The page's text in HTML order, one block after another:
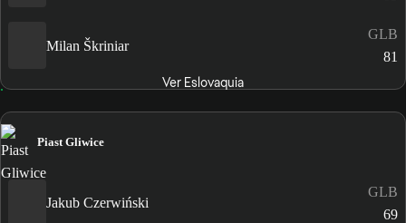
Milan Škriniar
GLB
81
Ver Eslovaquia
Piast Gliwice
Jakub Czerwiński
GLB
69